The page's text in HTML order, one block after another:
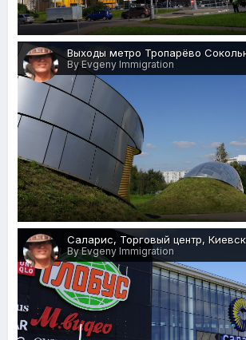
By Evgeny Immigration
By Evgeny Immigration